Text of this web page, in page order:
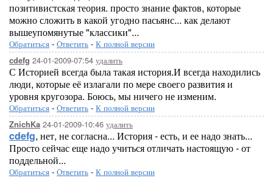
позитивистская теория. просто знание фактов, которые
можно сложить в какой угодно пасьянс... как делают
вышеупомянутые "классики"...
Обратиться - Ответить - К полной версии
cdefg 24-01-2009-07:54 удалить
С Историей всегда была такая история.И всегда находились
люди, которые её излагали по мере своего развития и
уровня кругозора. Боюсь, мы ничего не изменим.
Обратиться - Ответить - К полной версии
ZnichKa 24-01-2009-10:46 удалить
cdefg, нет, не согласна... История - есть, и ее надо знать...
Просто сейчас еще надо учиться отличать настоящую - от
поддельной...
Обратиться - Ответить - К полной версии